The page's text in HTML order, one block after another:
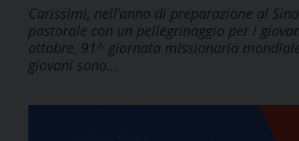
Carissimi, nell’anno di preparazione al
pastorale con un pellegrinaggio per i
ottobre, 91^ giornata missionaria
giovani sono…